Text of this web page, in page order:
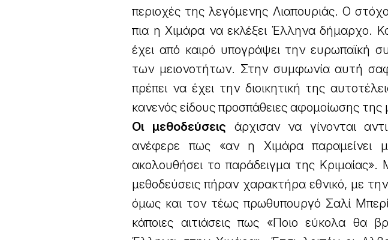
περιοχές της λεγόμενης Λιαπουριάς. Ο
πια η Χιμάρα να εκλέξει Έλληνα δήμαρχο.
έχει από καιρό υπογράψει την ευρωπαϊκή
των μειονοτήτων. Στην συμφωνία αυτή
πρέπει να έχει την διοικητική της
κανενός είδους προσπάθειες αφομοίωσης της
Οι μεθοδεύσεις άρχισαν να γίνονται
ανέφερε πως «αν η Χιμάρα
ακολουθήσει το παράδειγμα της
μεθοδεύσεις πήραν χαρακτήρα εθνικό, με
όμως και τον τέως πρωθυπουργό Σαλί
κάποιες αιτιάσεις πως «Ποιο εύκολα θα